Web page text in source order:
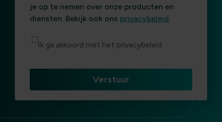
je op te nemen over onze producten en
diensten. Bekijk ook ons privacybeleid
Ik ga akkoord met het privacybeleid.